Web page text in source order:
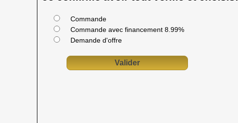
Commande
Commande avec financement 8.99%
Demande d'offre